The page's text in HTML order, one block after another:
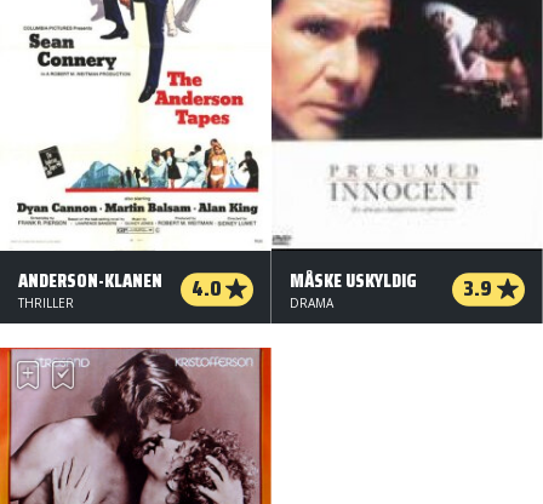
ANDERSON-KLANEN 4.0
THRILLER
MÅSKE USKYLDIG 3.9
DRAMA